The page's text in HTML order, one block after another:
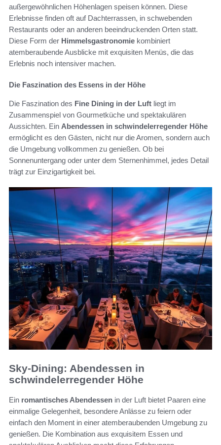
außergewöhnlichen Höhenlagen speisen können. Diese
Erlebnisse finden oft auf Dachterrassen, in schwebenden
Restaurants oder an anderen beeindruckenden Orten statt.
Diese Form der Himmelsgastronomie kombiniert
atemberaubende Ausblicke mit exquisiten Menüs, die das
Erlebnis noch intensiver machen.
Die Faszination des Essens in der Höhe
Die Faszination des Fine Dining in der Luft liegt im
Zusammenspiel von Gourmetküche und spektakulären
Aussichten. Ein Abendessen in schwindelerregender Höhe
ermöglicht es den Gästen, nicht nur die Aromen, sondern auch
die Umgebung vollkommen zu genießen. Ob bei
Sonnenuntergang oder unter dem Sternenhimmel, jedes Detail
trägt zur Einzigartigkeit bei.
Sky-Dining: Abendessen in
schwindelerregender Höhe
Ein romantisches Abendessen in der Luft bietet Paaren eine
einmalige Gelegenheit, besondere Anlässe zu feiern oder
einfach den Moment in einer atemberaubenden Umgebung zu
genießen. Die Kombination aus exquisitem Essen und